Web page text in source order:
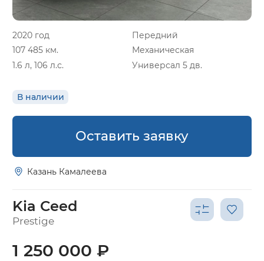
2020 год
Передний
107 485 км.
Механическая
1.6 л, 106 л.с.
Универсал 5 дв.
В наличии
Оставить заявку
Казань Камалеева
Kia Ceed
Prestige
1 250 000 ₽